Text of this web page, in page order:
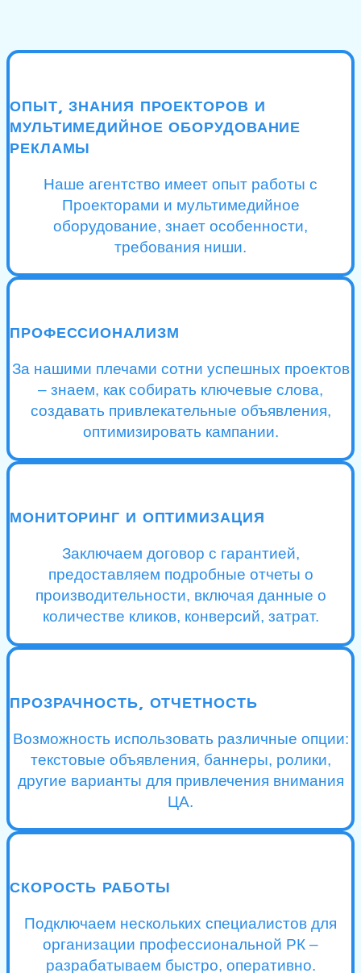
ОПЫТ, ЗНАНИЯ ПРОЕКТОРОВ И
МУЛЬТИМЕДИЙНОЕ ОБОРУДОВАНИЕ
РЕКЛАМЫ
Наше агентство имеет опыт работы с
Проекторами и мультимедийное
оборудование, знает особенности,
требования ниши.
ПРОФЕССИОНАЛИЗМ
За нашими плечами сотни успешных проектов
– знаем, как собирать ключевые слова,
создавать привлекательные объявления,
оптимизировать кампании.
МОНИТОРИНГ И ОПТИМИЗАЦИЯ
Заключаем договор с гарантией,
предоставляем подробные отчеты о
производительности, включая данные о
количестве кликов, конверсий, затрат.
ПРОЗРАЧНОСТЬ, ОТЧЕТНОСТЬ
Возможность использовать различные опции:
текстовые объявления, баннеры, ролики,
другие варианты для привлечения внимания
ЦА.
СКОРОСТЬ РАБОТЫ
Подключаем нескольких специалистов для
организации профессиональной РК –
разрабатываем быстро, оперативно.